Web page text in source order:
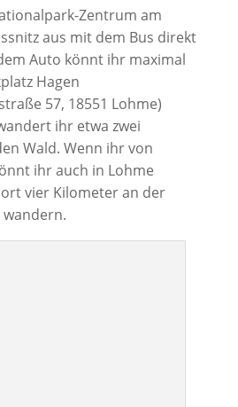
Zentrum am
aus mit dem Bus direkt
Auto könnt ihr maximal
Hagen
57, 18551 Lohme)
ihr etwa zwei
Wald. Wenn ihr von
ihr auch in Lohme
vier Kilometer an der